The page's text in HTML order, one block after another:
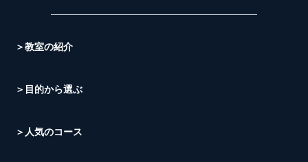
＞教室の紹介
＞目的から選ぶ
＞人気のコース